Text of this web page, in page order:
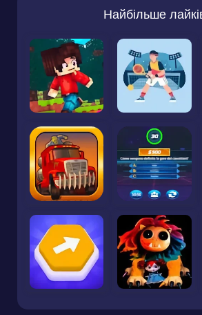
Найбільше